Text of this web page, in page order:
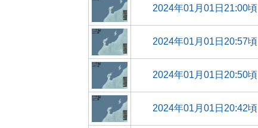
2024年01月01日21:00頃
2024年01月01日20:57頃
2024年01月01日20:50頃
2024年01月01日20:42頃